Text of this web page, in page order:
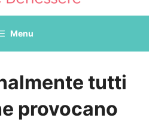
Menu
tutti
provocano